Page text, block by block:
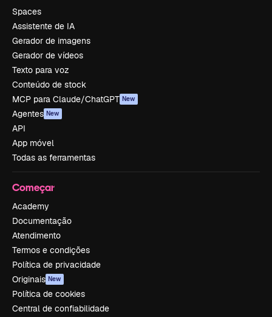
Spaces
Assistente de IA
Gerador de imagens
Gerador de vídeos
Texto para voz
Conteúdo de stock
MCP para Claude/ChatGPT New
Agentes New
API
App móvel
Todas as ferramentas
Começar
Academy
Documentação
Atendimento
Termos e condições
Política de privacidade
Originais New
Política de cookies
Central de confiabilidade